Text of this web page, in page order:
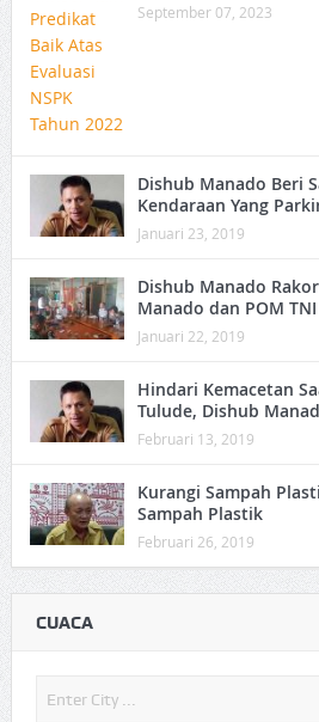
September 07, 2023
Dishub Manado Beri
Kendaraan Yang
Januari 23, 2019
Dishub Manado
Manado dan POM TNI
Januari 22, 2019
Hindari Kemacetan
Tulude, Dishub
Februari 13, 2019
Kurangi Sampah
Sampah Plastik
Februari 26, 2019
CUACA